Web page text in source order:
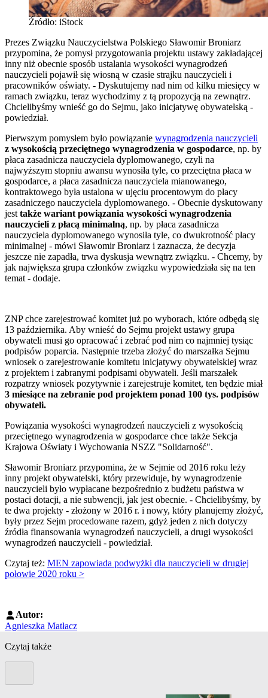
Źródło: iStock
Prezes Związku Nauczycielstwa Polskiego Sławomir Broniarz
przypomina, że pomysł przygotowania projektu ustawy zakładającej
inny niż obecnie sposób ustalania wysokości wynagrodzeń
nauczycieli pojawił się wiosną w czasie strajku nauczycieli i
pracowników oświaty. - Dyskutujemy nad nim od kilku miesięcy w
ramach związku, teraz wychodzimy z tą propozycją na zewnątrz.
Chcielibyśmy wnieść go do Sejmu, jako inicjatywę obywatelską -
powiedział.
Pierwszym pomysłem było powiązanie wynagrodzenia nauczycieli
z wysokością przeciętnego wynagrodzenia w gospodarce, np. by
płaca zasadnicza nauczyciela dyplomowanego, czyli na
najwyższym stopniu awansu wynosiła tyle, co przeciętna płaca w
gospodarce, a płaca zasadnicza nauczyciela mianowanego,
kontraktowego była ustalona w ujęciu procentowym do płacy
zasadniczego nauczyciela dyplomowanego. - Obecnie dyskutowany
jest także wariant powiązania wysokości wynagrodzenia
nauczycieli z płacą minimalną, np. by płaca zasadnicza
nauczyciela dyplomowanego wynosiła tyle, co dwukrotność płacy
minimalnej - mówi Sławomir Broniarz i zaznacza, że decyzja
jeszcze nie zapadła, trwa dyskusja wewnątrz związku. - Chcemy, by
jak największa grupa członków związku wypowiedziała się na ten
temat - dodaje.
ZNP chce zarejestrować komitet już po wyborach, które odbędą się
13 października. Aby wnieść do Sejmu projekt ustawy grupa
obywateli musi go opracować i zebrać pod nim co najmniej tysiąc
podpisów poparcia. Następnie trzeba złożyć do marszałka Sejmu
wniosek o zarejestrowanie komitetu inicjatywy obywatelskiej wraz
z projektem i zabranymi podpisami obywateli. Jeśli marszałek
rozpatrzy wniosek pozytywnie i zarejestruje komitet, ten będzie miał
3 miesiące na zebranie pod projektem ponad 100 tys. podpisów
obywateli.
Powiązania wysokości wynagrodzeń nauczycieli z wysokością
przeciętnego wynagrodzenia w gospodarce chce także Sekcja
Krajowa Oświaty i Wychowania NSZZ "Solidarność".
Sławomir Broniarz przypomina, że w Sejmie od 2016 roku leży
inny projekt obywatelski, który przewiduje, by wynagrodzenie
nauczycieli było wypłacane bezpośrednio z budżetu państwa w
postaci dotacji, a nie subwencji, jak jest obecnie. - Chcielibyśmy, by
te dwa projekty - złożony w 2016 r. i nowy, który planujemy złożyć,
były przez Sejm procedowane razem, gdyż jeden z nich dotyczy
źródła finansowania wynagrodzeń nauczycieli, a drugi wysokości
wynagrodzeń nauczycieli - powiedział.
Czytaj też: MEN zapowiada podwyżki dla nauczycieli w drugiej
połowie 2020 roku >
Autor:
Agnieszka Matłacz
Czytaj także